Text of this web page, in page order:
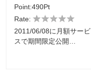
Point:490Pt
Rate:
2011/06/08に月額サービ
スで期間限定公開…